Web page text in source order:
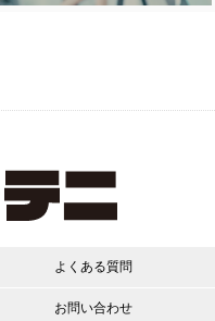
よくある質問
お問い合わせ